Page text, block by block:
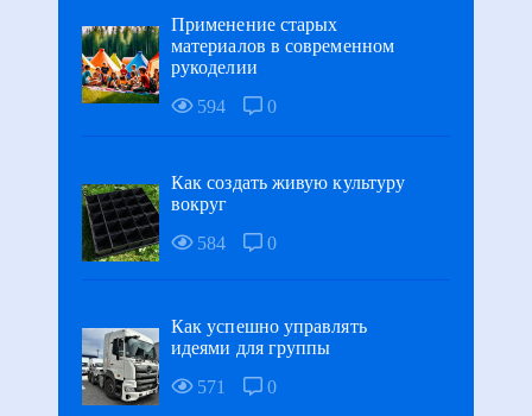
Применение старых
материалов в современном
рукоделии
594
0
Как создать живую культуру
вокруг
584
0
Как успешно управлять
идеями для группы
571
0